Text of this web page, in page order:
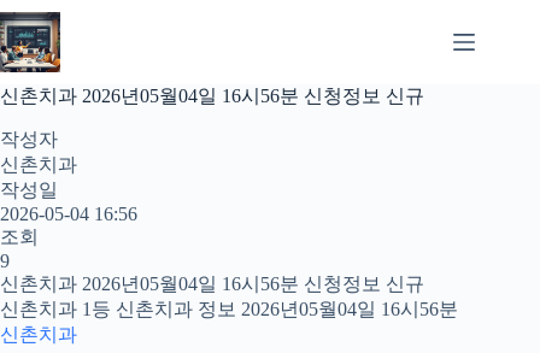
본
문
으
로
건
너
뛰
기
신촌치과 2026년05월04일 16시56분 신청정보 신규
작성자
신촌치과
작성일
2026-05-04 16:56
조회
9
신촌치과 2026년05월04일 16시56분 신청정보 신규
신촌치과 1등 신촌치과 정보 2026년05월04일 16시56분
신촌치과